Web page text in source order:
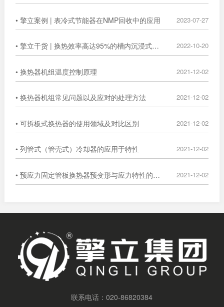
• 擎立案例 | 表冷式节能器在NMP回收中的应用 2023-07-27
• 擎立干货 | 换热效率高达95%的槽内沉浸式换热器 2022-10-20
• 换热器机组温度控制原理 2021-12-02
• 换热器机组常见问题以及应对的处理方法 2021-12-02
• 可拆板式换热器的使用领域及对比区别 2021-12-02
• 列管式（管壳式）冷却器的应用于特性 2021-12-02
• 预应力固定管板换热器预变形与应力特性的数值分析 2021-12-02
联系电话：020-86820384